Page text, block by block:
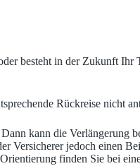
besteht in der Zukunft
Rückreise nicht
kann die Verlängerung
Versicherer jedoch einen
finden Sie bei